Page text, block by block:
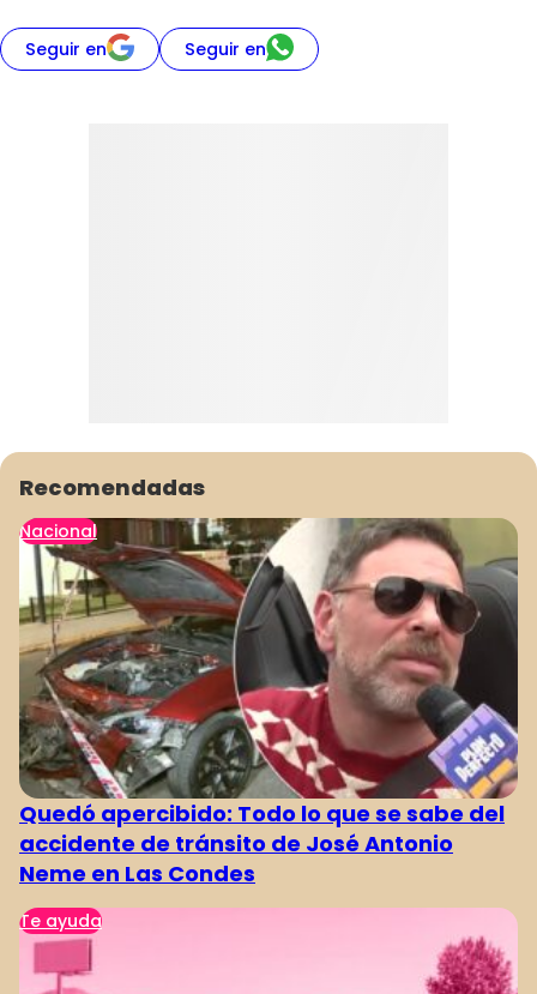
Seguir en Seguir en
Recomendadas
Nacional
Quedó apercibido: Todo lo que se sabe del
accidente de tránsito de José Antonio
Neme en Las Condes
Te ayuda